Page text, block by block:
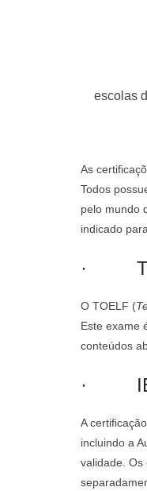
escolas
As
Todos
pelo mundo
indicado
·
O TOELF (
Este exame
conteúdos
·
A
incluindo a
validade. Os